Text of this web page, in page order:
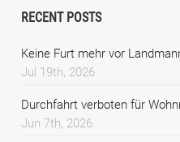
RECENT POSTS
Keine Furt mehr vor
Jul 19th, 2026
Durchfahrt verboten für
Jun 7th, 2026